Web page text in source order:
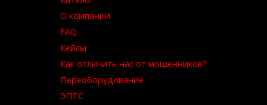
О компании
FAQ
Кейсы
Как отличить нас от мошенников?
Переоборудование
ЭПТС